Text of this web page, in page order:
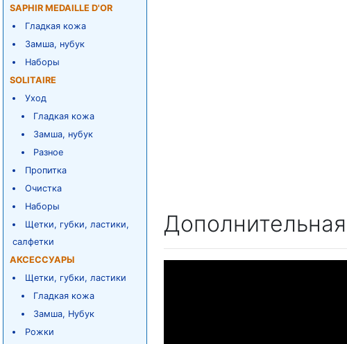
SAPHIR MEDAILLE D'OR
Гладкая кожа
Замша, нубук
Наборы
SOLITAIRE
Уход
Гладкая кожа
Замша, нубук
Разное
Пропитка
Очистка
Наборы
Щетки, губки, ластики,
салфетки
АКСЕССУАРЫ
Щетки, губки, ластики
Гладкая кожа
Замша, Нубук
Рожки